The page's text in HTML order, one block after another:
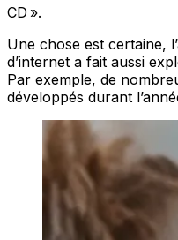
CD ».
Une chose est certaine,
d’internet a fait aussi
Par exemple, de
développés durant